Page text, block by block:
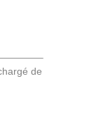
de